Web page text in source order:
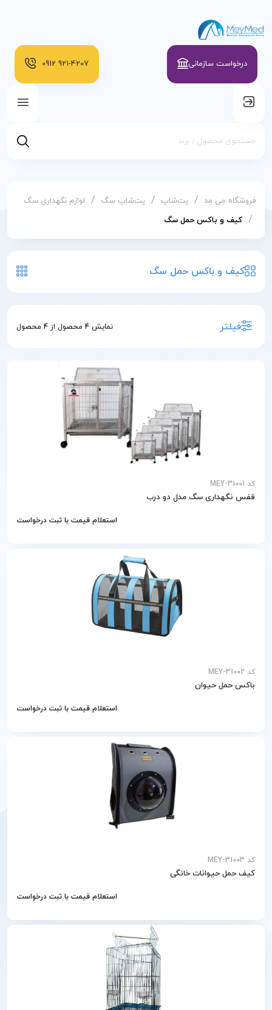
درخواست سازمانی 921-4207
0912
فروشگاه مِی مِد / پت‌شاپ / پت‌شاپ سگ / لوازم نگهداری سگ
/ کیف و باکس حمل سگ
کیف و باکس حمل سگ
فیلتر نمایش 4 محصول از 4 محصول
کد MEY-31001
قفس نگهداری سگ مدل دو درب
استعلام قیمت با ثبت درخواست
کد MEY-31002
باکس حمل حیوان
استعلام قیمت با ثبت درخواست
کد MEY-31003
کیف حمل حیوانات خانگی
استعلام قیمت با ثبت درخواست